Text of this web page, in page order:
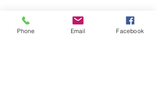
Phone Email Facebook